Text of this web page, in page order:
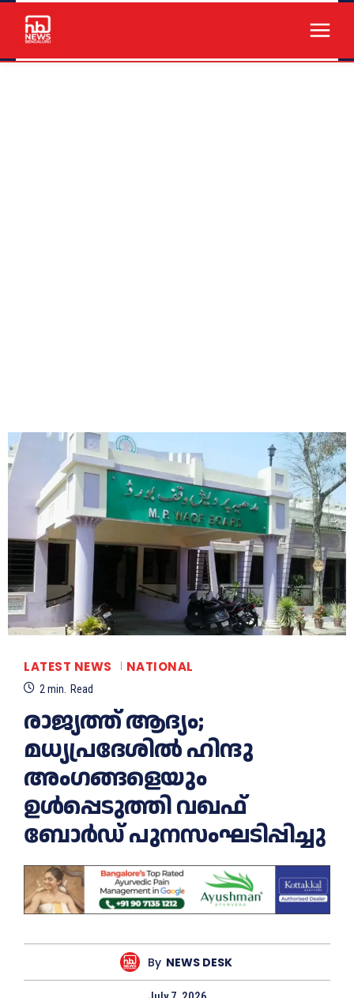
LATEST NEWS NATIONAL
2 min. Read
രാജ്യത്ത് ആദ്യം;
മധ്യപ്രദേശിൽ ഹിന്ദു
അംഗങ്ങളെയും
ഉൾപ്പെടുത്തി വഖഫ്
ബോർഡ് പുനസംഘടിപ്പിച്ചു
By NEWS DESK